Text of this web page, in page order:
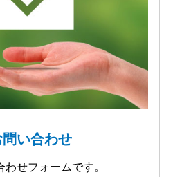
い合わせ
せフォームです。